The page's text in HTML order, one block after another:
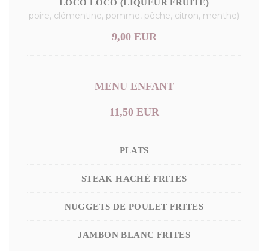
LOCO LOCO (LIQUEUR FRUITÉ)
poire, clémentine, pomme, pêche, citron, menthe)
9,00 EUR
MENU ENFANT
11,50 EUR
PLATS
STEAK HACHÉ FRITES
NUGGETS DE POULET FRITES
JAMBON BLANC FRITES